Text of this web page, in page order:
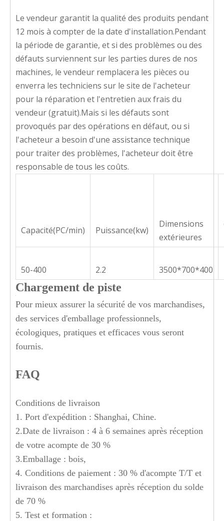
Le vendeur garantit la qualité des produits pendant
12 mois à compter de la date d'installation.Pendant
la période de garantie, et si des problèmes ou des
défauts surviennent sur les parties dures de nos
machines, le vendeur remplacera les pièces ou
enverra les techniciens sur le site de l'acheteur
pour la réparation et l'entretien aux frais du
vendeur (gratuit).Mais si les défauts sont
provoqués par des opérations en défaut, ou si
l'acheteur a besoin d'une assistance technique
pour traiter des problèmes, l'acheteur doit être
responsable de tous les coûts.
Capacité(PC/min) Puissance(kw)
Dimensions
extérieures
50-400 2.2 3500*700*400
Chargement de piste
Pour mieux assurer la sécurité de vos marchandises,
des services d'emballage professionnels,
écologiques, pratiques et efficaces vous seront
fournis.
FAQ
Conditions de livraison
1. Port d'expédition : Shanghai, Chine.
2.Date de livraison : 4 à 6 semaines après réception
de votre acompte de 30 %
3.Emballage : bois,
4. Conditions de paiement : 30 % d'acompte T/T et
livraison des marchandises après réception du solde
de 70 %
5. Test et formation :